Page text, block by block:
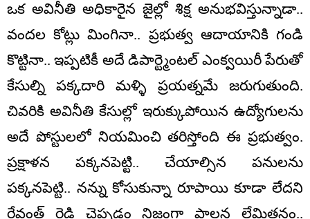
ఒక అవినీతి అధికారైన జైల్లో శిక్ష అనుభవిస్తున్నాడా..
వందల కోట్లు మింగినా.. ప్రభుత్వ ఆదాయానికి గండి
కొట్టినా.. ఇప్పటికీ అదే డిపార్ట్మెంటల్ ఎంక్వయిరీ పేరుతో
కేసుల్ని పక్కదారి మళ్ళి ప్రయత్నమే జరుగుతుంది.
చివరికి అవినీతి కేసుల్లో ఇరుక్కుపోయిన ఉద్యోగులను
అదే పోస్టులలో నియమించి తరిస్తోంది ఈ ప్రభుత్వం.
ప్రక్షాళన పక్కనపెట్టి.. చేయాల్సిన పనులను
పక్కనపెట్టి.. నన్ను కోసుకున్నా రూపాయి కూడా లేదని
రేవంత్ రెడ్డి చెప్పడం నిజంగా పాలన లేమితనం..